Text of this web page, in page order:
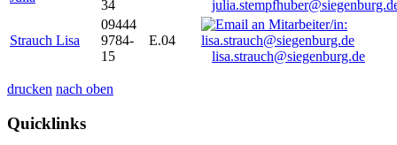
34
Strauch Lisa
09444
9784-
15
E.04
lisa.strauch@siegenburg.de
drucken nach oben
Quicklinks